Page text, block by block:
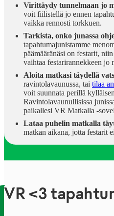
Virittäydy tunnelmaan jo
voit fiilistellä jo ennen
vaikka rennosti torkkuen.
Tarkista, onko junassa
tapahtumajunistamme
päämääränäsi on festarit,
vaihtaa festarirannekkeen jo
Aloita matkasi täydellä
ravintolavaunussa, tai tilaa
voit suunnata perillä
Ravintolavaunullisissa
paikallesi VR Matkalla -
Lataa puhelin matkalla
matkan aikana, jotta festarit
VR <3